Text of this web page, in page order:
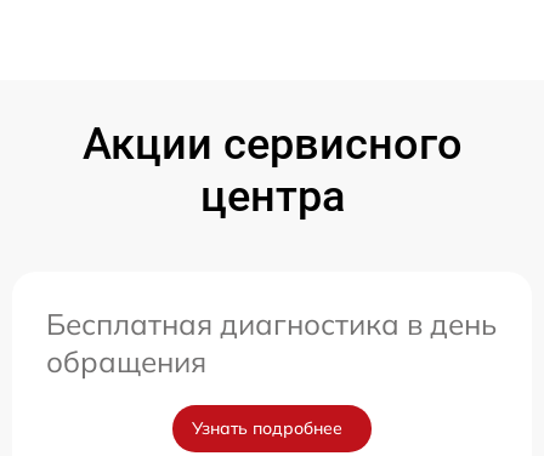
Акции сервисного
центра
Бесплатная диагностика в день
обращения
Узнать подробнее